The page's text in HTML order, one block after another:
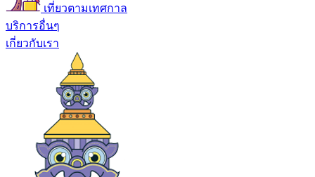
เที่ยวตามเทศกาล
บริการอื่นๆ
เกี่ยวกับเรา